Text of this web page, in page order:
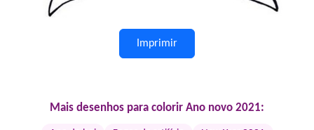
Imprimir
Mais desenhos para colorir Ano novo 2021: